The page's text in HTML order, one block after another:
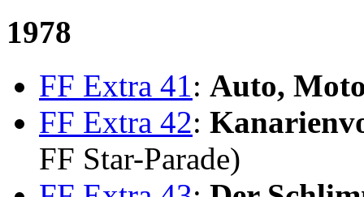
1978
FF Extra 41: Auto,
FF Extra 42:
FF Star-Parade)